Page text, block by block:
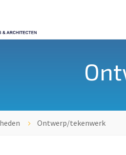
Ontwerp/tekenwerk